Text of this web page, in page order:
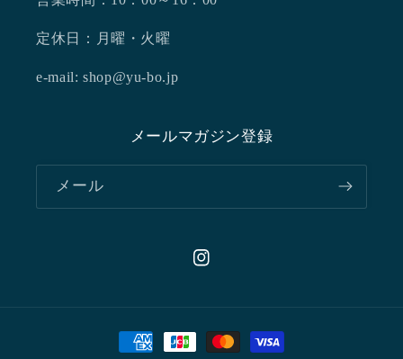
定休日：月曜・火曜
e-mail: shop@yu-bo.jp
メールマガジン登録
メール
Instagram
決